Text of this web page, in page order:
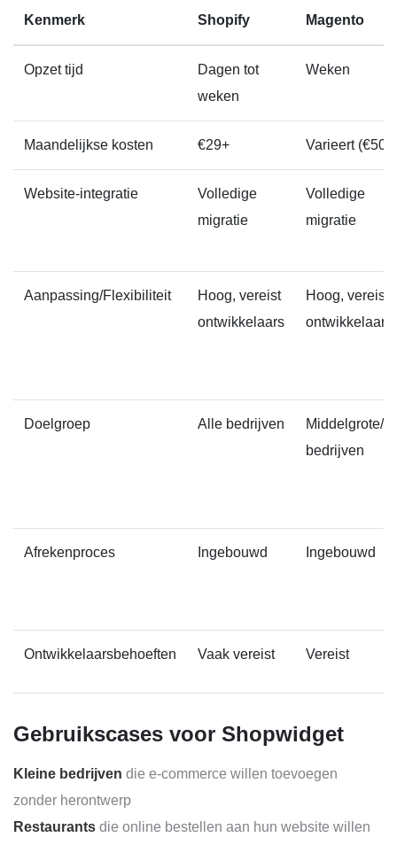
Kenmerk Shopify Magento
Opzet tijd
Dagen tot
weken
Weken
Maandelijkse kosten €29+ Varieert
Website-integratie
Volledige
migratie
Volledige
migratie
Aanpassing/Flexibiliteit
Hoog, vereist
ontwikkelaars
Hoog, vereist
ontwikkelaars
Doelgroep Alle bedrijven
Middelgrote/
bedrijven
Afrekenproces Ingebouwd Ingebouwd
Ontwikkelaarsbehoeften Vaak vereist Vereist
Gebruikscases voor Shopwidget
Kleine bedrijven die e-commerce willen toevoegen
zonder herontwerp
Restaurants die online bestellen aan hun website willen